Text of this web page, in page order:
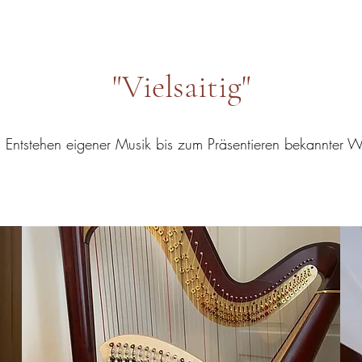
"Vielsaitig"
Entstehen eigener Musik bis zum Präsentieren bekannter